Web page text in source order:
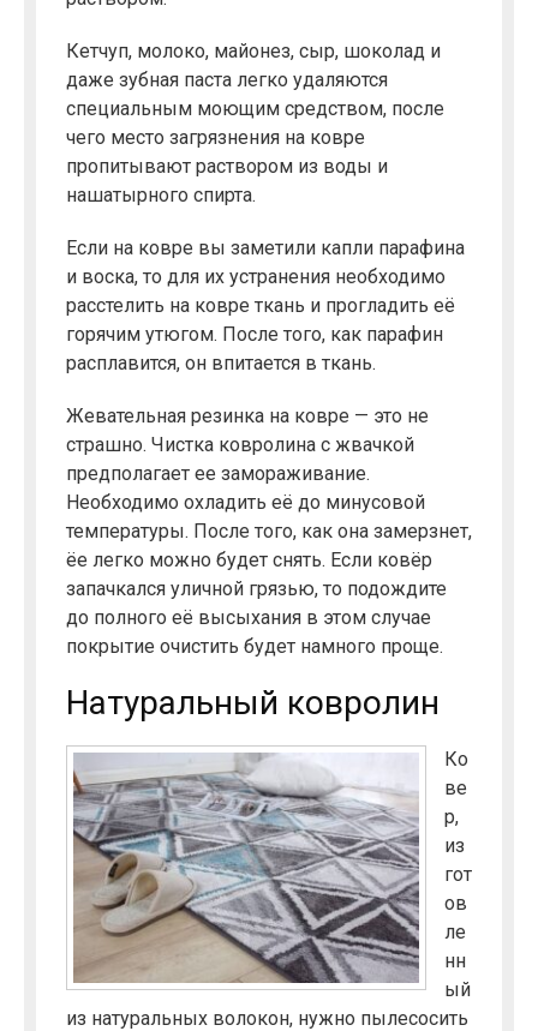
Кетчуп, молоко, майонез, сыр, шоколад и
даже зубная паста легко удаляются
специальным моющим средством, после
чего место загрязнения на ковре
пропитывают раствором из воды и
нашатырного спирта.
Если на ковре вы заметили капли парафина
и воска, то для их устранения необходимо
расстелить на ковре ткань и прогладить её
горячим утюгом. После того, как парафин
расплавится, он впитается в ткань.
Жевательная резинка на ковре — это не
страшно. Чистка ковролина с жвачкой
предполагает ее замораживание.
Необходимо охладить её до минусовой
температуры. После того, как она замерзнет,
ёе легко можно будет снять. Если ковёр
запачкался уличной грязью, то подождите
до полного её высыхания в этом случае
покрытие очистить будет намного проще.
Натуральный ковролин
Ко
ве
р,
из
гот
ов
ле
нн
ый
из натуральных волокон, нужно пылесосить